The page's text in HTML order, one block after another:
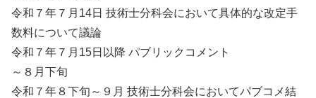
令和７年７月14日 技術士分科会において具体的な改定手
数料について議論
令和７年７月15日以降 パブリックコメント
～８月下旬
令和７年８下旬～９月 技術士分科会においてパブコメ結